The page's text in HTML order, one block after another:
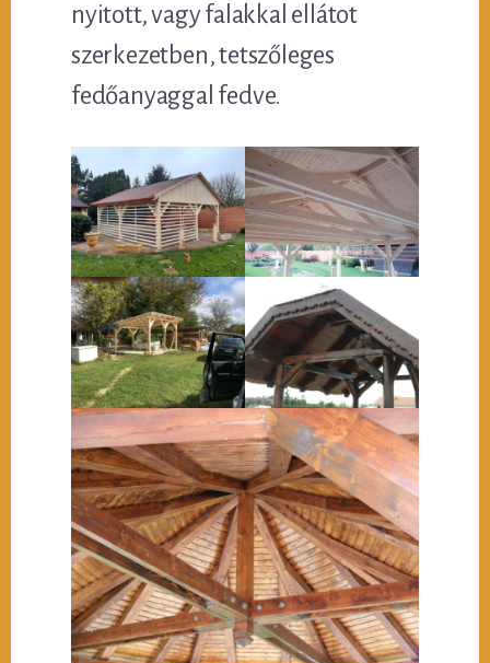
nyitott, vagy falakkal ellátot
szerkezetben, tetszőleges
fedőanyaggal fedve.